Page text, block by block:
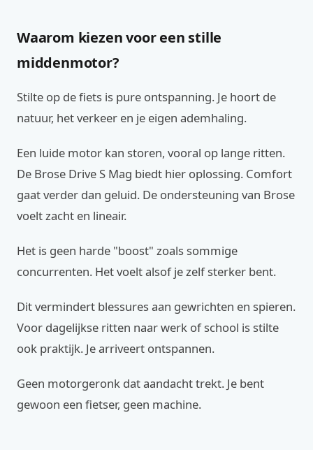
Waarom kiezen voor een stille
middenmotor?
Stilte op de fiets is pure ontspanning. Je hoort de
natuur, het verkeer en je eigen ademhaling.
Een luide motor kan storen, vooral op lange ritten.
De Brose Drive S Mag biedt hier oplossing. Comfort
gaat verder dan geluid. De ondersteuning van Brose
voelt zacht en lineair.
Het is geen harde "boost" zoals sommige
concurrenten. Het voelt alsof je zelf sterker bent.
Dit vermindert blessures aan gewrichten en spieren.
Voor dagelijkse ritten naar werk of school is stilte
ook praktijk. Je arriveert ontspannen.
Geen motorgeronk dat aandacht trekt. Je bent
gewoon een fietser, geen machine.